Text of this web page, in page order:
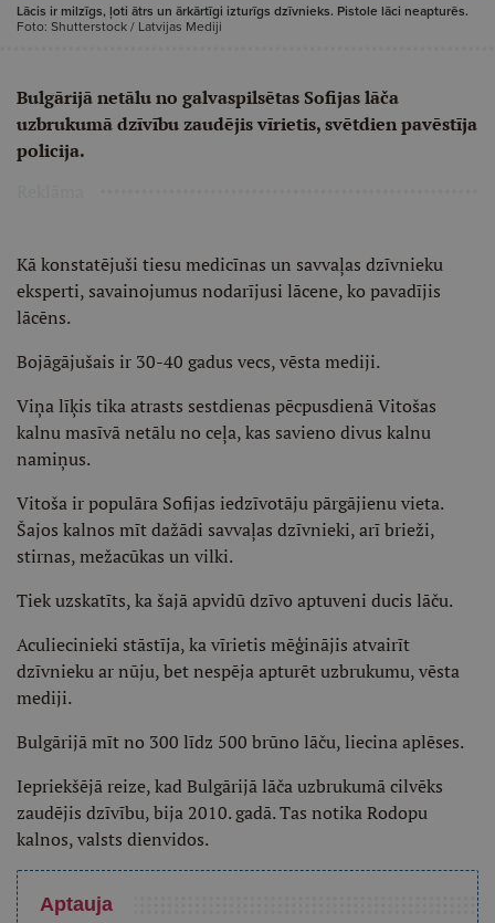
Lācis ir milzīgs, ļoti ātrs un ārkārtīgi izturīgs dzīvnieks. Pistole lāci neapturēs.
Foto: Shutterstock / Latvijas Mediji
Bulgārijā netālu no galvaspilsētas Sofijas lāča
uzbrukumā dzīvību zaudējis vīrietis, svētdien pavēstīja
policija.
Kā konstatējuši tiesu medicīnas un savvaļas dzīvnieku
eksperti, savainojumus nodarījusi lācene, ko pavadījis
lācēns.
Bojāgājušais ir 30-40 gadus vecs, vēsta mediji.
Viņa līķis tika atrasts sestdienas pēcpusdienā Vitošas
kalnu masīvā netālu no ceļa, kas savieno divus kalnu
namiņus.
Vitoša ir populāra Sofijas iedzīvotāju pārgājienu vieta.
Šajos kalnos mīt dažādi savvaļas dzīvnieki, arī brieži,
stirnas, mežacūkas un vilki.
Tiek uzskatīts, ka šajā apvidū dzīvo aptuveni ducis lāču.
Aculiecinieki stāstīja, ka vīrietis mēģinājis atvairīt
dzīvnieku ar nūju, bet nespēja apturēt uzbrukumu, vēsta
mediji.
Bulgārijā mīt no 300 līdz 500 brūno lāču, liecina aplēses.
Iepriekšējā reize, kad Bulgārijā lāča uzbrukumā cilvēks
zaudējis dzīvību, bija 2010. gadā. Tas notika Rodopu
kalnos, valsts dienvidos.
Aptauja